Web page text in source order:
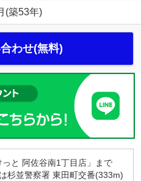
(築53年)
わせ(無料)
と 阿佐谷南1丁目店」まで
杉並警察署 東田町交番(333m)